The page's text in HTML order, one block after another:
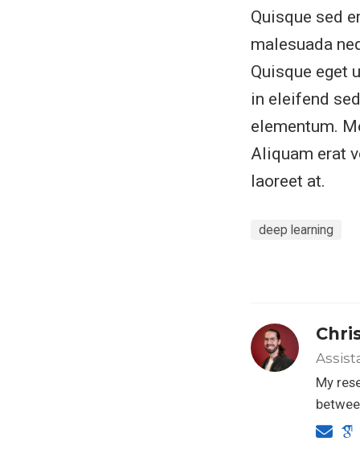
Quisque sed
malesuada
Quisque eget
in eleifend
elementum.
Aliquam erat
laoreet at.
deep learning
My